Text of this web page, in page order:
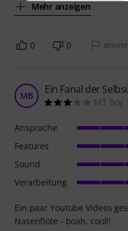
Mehr anzeigen
0 0
MB Ein Fanal der
MT Boy
Ein paar Youtube Videos
Nasenflöte - boah, cool!!
Ansprache
Features
Sound
Verarbeitung